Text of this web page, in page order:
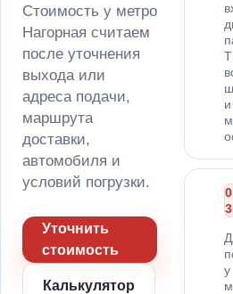
Стоимость у метро
Нагорная считаем
после уточнения
выхода или
адреса подачи,
маршрута
доставки,
автомобиля и
условий погрузки.
Уточнить
стоимость
Калькулятор
и
0
3
у